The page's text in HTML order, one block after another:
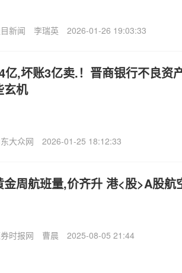
新闻 李瑞英 2026-01-26 19:03:33
亿,坏账3亿卖.！晋商银行不良资
玄机
大众网 2026-01-25 18:12:33
金周航班量,价齐升 港<股>A股航
时报网 曹晨 2025-08-05 21:44